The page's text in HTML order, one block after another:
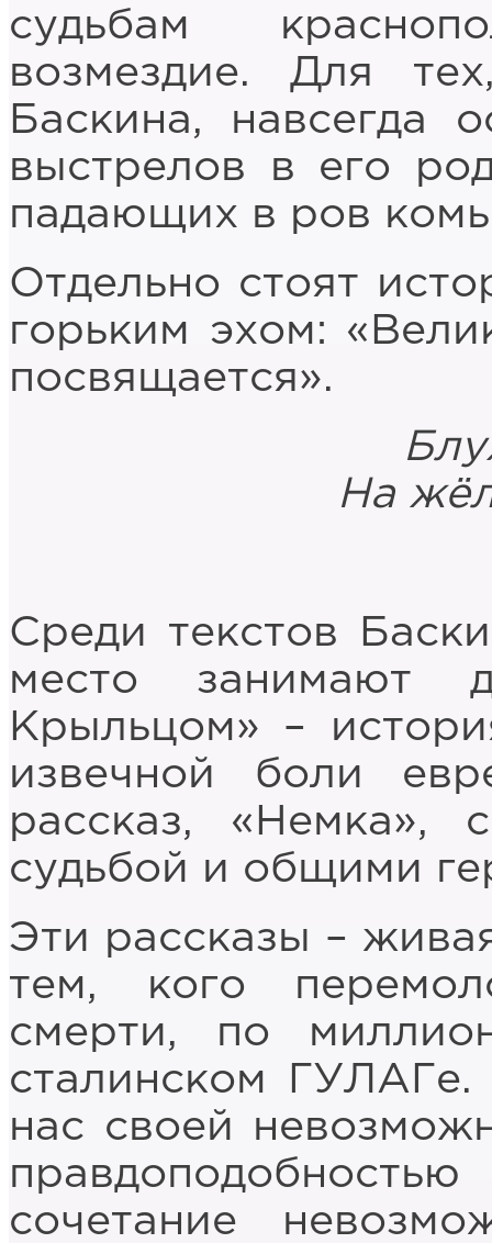
судьбам
возмездие. Для
Баскина, навсегда
выстрелов в его
падающих в ров
Отдельно стоят
горьким эхом:
посвящается».
На
Cреди текстов
место занимают
Крыльцом» –
извечной боли
рассказ, «Немка»,
судьбой и общими
Эти рассказы –
тем, кого
смерти, по
сталинском ГУЛАГе.
нас своей
сочетание